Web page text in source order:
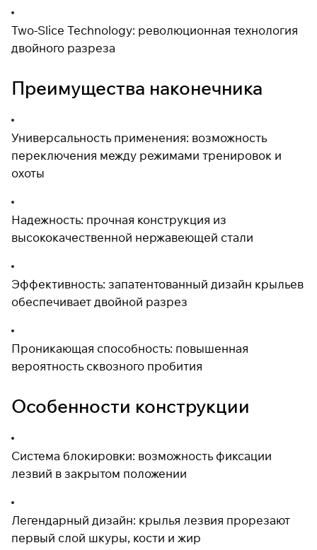
Two-Slice Technology: революционная технология
двойного разреза
Преимущества наконечника
Универсальность применения: возможность
переключения между режимами тренировок и
охоты
Надежность: прочная конструкция из
высококачественной нержавеющей стали
Эффективность: запатентованный дизайн крыльев
обеспечивает двойной разрез
Проникающая способность: повышенная
вероятность сквозного пробития
Особенности конструкции
Система блокировки: возможность фиксации
лезвий в закрытом положении
Легендарный дизайн: крылья лезвия прорезают
первый слой шкуры, кости и жир